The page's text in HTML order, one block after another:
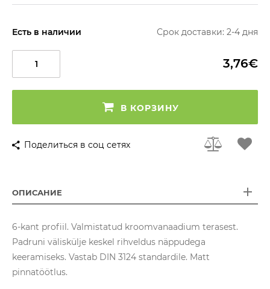
Есть в наличии Срок доставки: 2-4 дня
3,76€
В КОРЗИНУ
Поделиться в соц сетях
ОПИСАНИЕ
6-kant profiil. Valmistatud kroomvanaadium terasest.
Padruni väliskülje keskel rihveldus näppudega
keeramiseks. Vastab DIN 3124 standardile. Matt
pinnatöötlus.